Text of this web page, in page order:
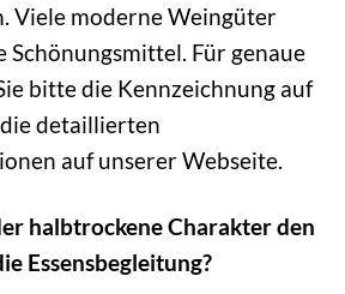
Viele moderne Weingüter
Schönungsmittel. Für genaue
bitte die Kennzeichnung auf
detaillierten
auf unserer Webseite.
halbtrockene Charakter den
Essensbegleitung?